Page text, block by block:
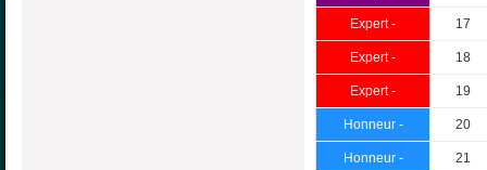
Expert - 17
Expert - 18
Expert - 19
Honneur - 20
Honneur - 21